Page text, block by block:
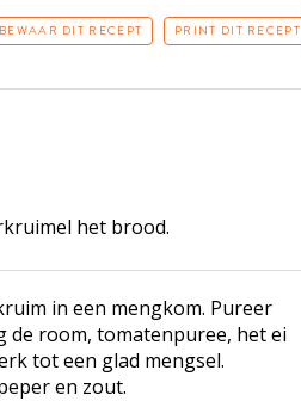
BEWAAR DIT RECEPT PRINT DIT RECEPT
het brood.
in een mengkom. Pureer
de room, tomatenpuree, het ei
tot een glad mengsel.
en zout.